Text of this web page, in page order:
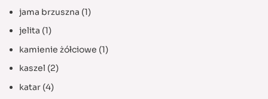
jama brzuszna (1)
jelita (1)
kamienie żółciowe (1)
kaszel (2)
katar(4)